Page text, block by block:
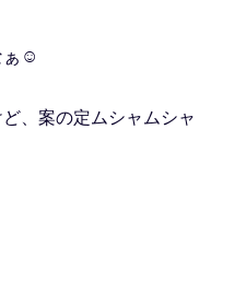
ぁ☺
、案の定ムシャムシャ